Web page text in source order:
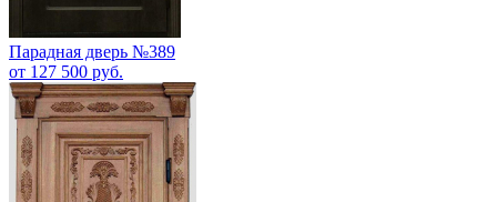
Парадная дверь №389
от 127 500 руб.